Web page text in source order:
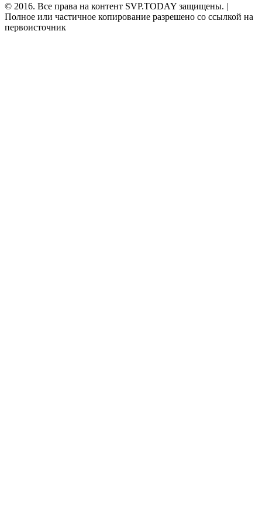
© 2016. Все права на контент SVP.TODAY защищены. |
Полное или частичное копирование разрешено со ссылкой на
первоисточник